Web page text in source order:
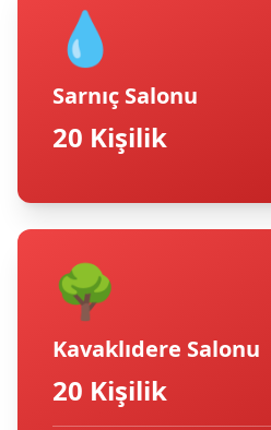
💧
Sarnıç Salonu
20 Kişilik
🌳
Kavaklıdere Salonu
20 Kişilik